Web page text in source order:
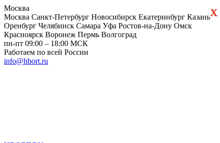
Москва
Москва Санкт-Петербург Новосибирск Екатеринбург Казань
Оренбург Челябинск Самара Уфа Ростов-на-Дону Омск
Красноярск Воронеж Пермь Волгоград
пн-пт 09:00 – 18:00 МСК
Работаем по всей России
info@hbort.ru
х
х